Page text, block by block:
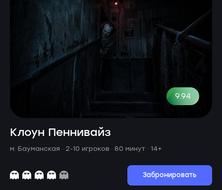
9.94
Клоун Пеннивайз
м. Бауманская · 2-10 игроков · 80 минут · 14+
Забронировать